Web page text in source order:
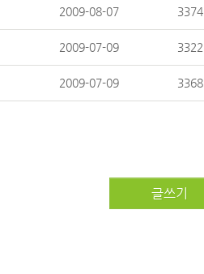
2009-08-07 3374
2009-07-09 3322
2009-07-09 3368
글쓰기